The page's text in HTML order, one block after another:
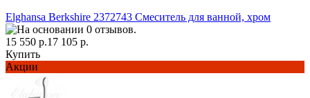
Elghansa Berkshire 2372743 Смеситель для ванной, хром
15 550 р.17 105 р.
Купить
Акции